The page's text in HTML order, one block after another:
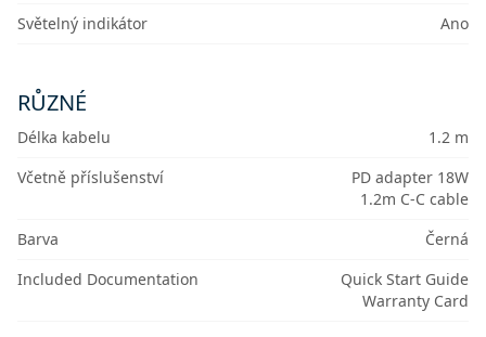
Světelný indikátor
Ano
RŮZNÉ
Délka kabelu
1.2 m
Včetně příslušenství
PD adapter 18W
1.2m C-C cable
Barva
Černá
Included Documentation
Quick Start Guide
Warranty Card